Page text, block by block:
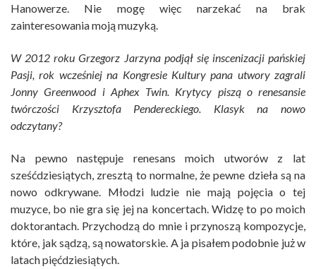
Hanowerze. Nie mogę więc narzekać na brak
zainteresowania moją muzyką.
W 2012 roku Grzegorz Jarzyna podjął się inscenizacji pańskiej
Pasji, rok wcześniej na Kongresie Kultury pana utwory zagrali
Jonny Greenwood i Aphex Twin. Krytycy piszą o renesansie
twórczości Krzysztofa Pendereckiego. Klasyk na nowo
odczytany?
Na pewno następuje renesans moich utworów z lat
sześćdziesiątych, zresztą to normalne, że pewne dzieła są na
nowo odkrywane. Młodzi ludzie nie mają pojęcia o tej
muzyce, bo nie gra się jej na koncertach. Widzę to po moich
doktorantach. Przychodzą do mnie i przynoszą kompozycje,
które, jak sądzą, są nowatorskie. A ja pisałem podobnie już w
latach pięćdziesiątych.